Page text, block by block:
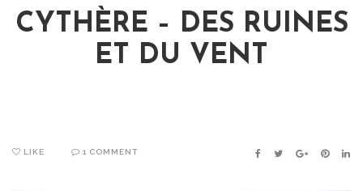
CYTHÈRE – DES RUINES
ET DU VENT
LIKE 1 COMMENT FACEBOOK
TWITTER
GOOGLE+